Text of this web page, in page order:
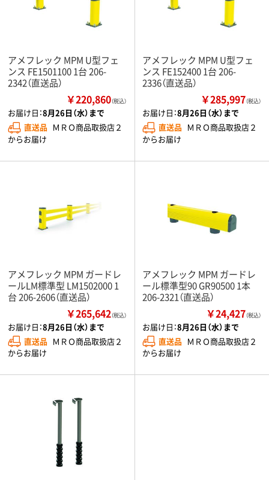
アメフレック MPM U型フェ
ンス FE1501100 1台 206-
2342（直送品）
￥220,860（税込）
お届け日：8月26日（水）まで
直送品 ＭＲＯ商品取扱店２
からお届け
アメフレック MPM U型フェ
ンス FE152400 1台 206-
2336（直送品）
￥285,997（税込）
お届け日：8月26日（水）まで
直送品 ＭＲＯ商品取扱店２
からお届け
アメフレック MPM ガードレ
ールLM標準型 LM1502000 1
台 206-2606（直送品）
￥265,642（税込）
お届け日：8月26日（水）まで
直送品 ＭＲＯ商品取扱店２
からお届け
アメフレック MPM ガードレ
ール標準型90 GR90500 1本
206-2321（直送品）
￥24,427（税込）
お届け日：8月26日（水）まで
直送品 ＭＲＯ商品取扱店２
からお届け